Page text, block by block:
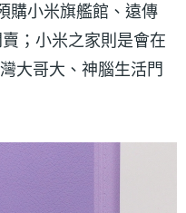
購小米旗艦館、遠傳
；小米之家則是會在
大哥大、神腦生活門